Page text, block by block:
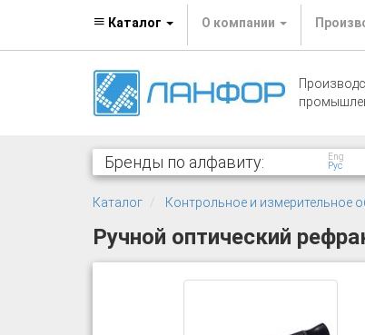
Каталог О компании
Бренды по алфавиту:
Eng
Рус
Каталог Контрольное и измерительное
Ручной оптический